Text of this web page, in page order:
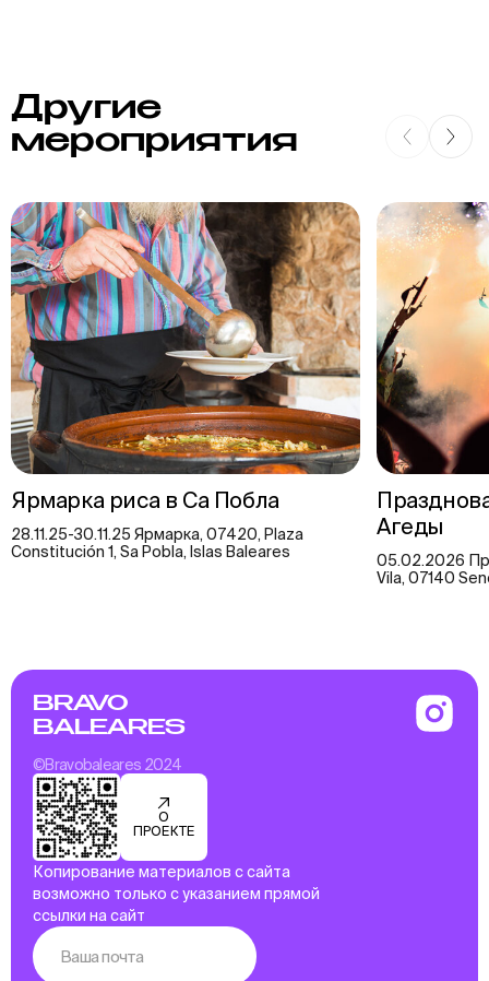
Другие
мероприятия
Ярмарка риса в Са Побла
28.11.25-30.11.25 Ярмарка, 07420, Plaza
Constitución 1, Sa Pobla, Islas Baleares
Агеды
05.02.2026
Vila, 07140
BRAVO
BALEARES
©Bravobaleares 2024
О
ПРОЕКТЕ
Копирование материалов с сайта
возможно только с указанием прямой
ссылки на сайт